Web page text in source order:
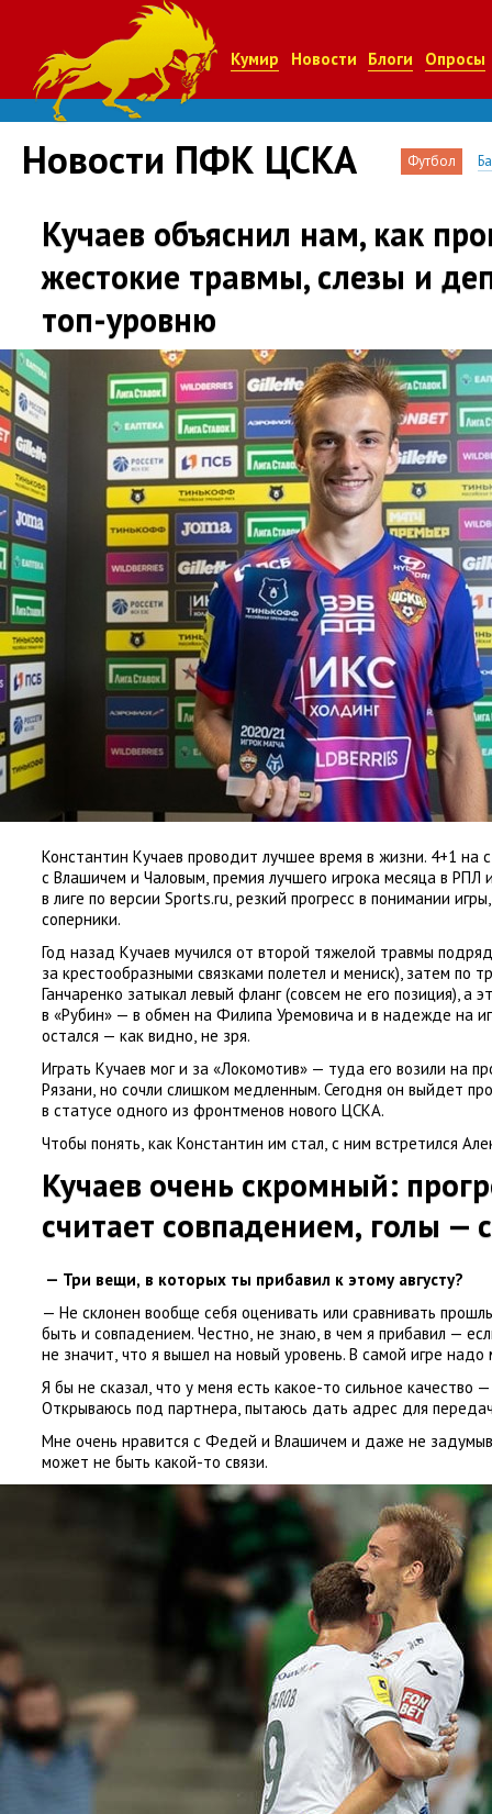
Кумир Новости Блоги Опросы
Новости ПФК ЦСКА Футбол
Кучаев объяснил нам, как
жестокие травмы, слезы и
топ-уровню
Константин Кучаев проводит лучшее время в жизни. 4+1 на
с Влашичем и Чаловым, премия лучшего игрока месяца в РПЛ
в лиге по версии Sports.ru, резкий прогресс в понимании игры,
соперники.
Год назад Кучаев мучился от второй тяжелой травмы подряд
за крестообразными связками полетел и мениск), затем по
Ганчаренко затыкал левый фланг (совсем не его позиция), а
в «Рубин» — в обмен на Филипа Уремовича и в надежде на
остался — как видно, не зря.
Играть Кучаев мог и за «Локомотив» — туда его возили на
Рязани, но сочли слишком медленным. Сегодня он выйдет
в статусе одного из фронтменов нового ЦСКА.
Чтобы понять, как Константин им стал, с ним встретился
Кучаев очень скромный:
считает совпадением, голы —
— Три вещи, в которых ты прибавил к этому августу?
— Не склонен вообще себя оценивать или сравнивать
быть и совпадением. Честно, не знаю, в чем я прибавил —
не значит, что я вышел на новый уровень. В самой игре надо
Я бы не сказал, что у меня есть какое-то сильное качество
Открываюсь под партнера, пытаюсь дать адрес для
Мне очень нравится с Федей и Влашичем и даже не
может не быть какой-то связи.